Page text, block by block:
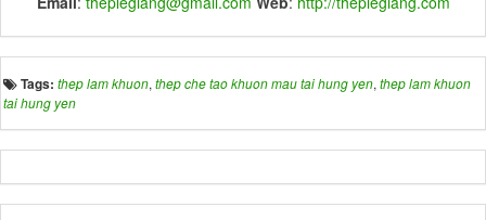
Tags: thep lam khuon, thep che tao khuon mau tai hung yen, thep lam khuon
tai hung yen